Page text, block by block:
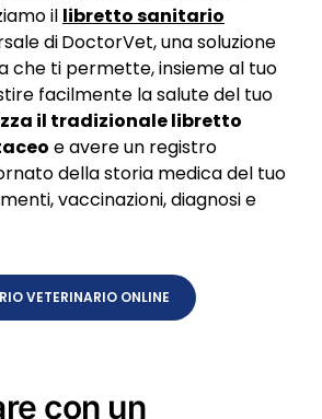
il libretto sanitario
diDoctorVet, una soluzione
che ti permette, insieme al tuo
facilmente la salute del tuo
il tradizionale libretto
e avere un registro
della storia medica del tuo
vaccinazioni, diagnosi e
VETERINARIO ONLINE
con un